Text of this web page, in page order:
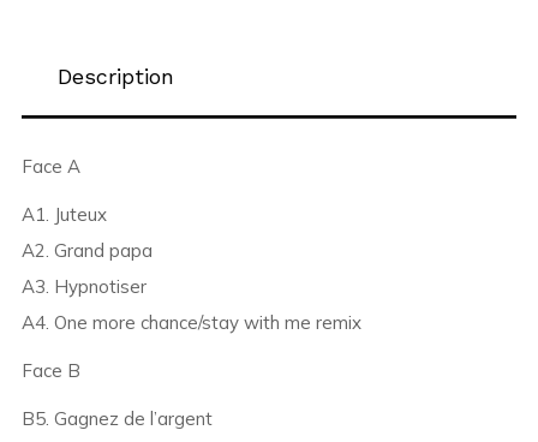
Description
Face A
A1. Juteux
A2. Grand papa
A3. Hypnotiser
A4. One more chance/stay with me remix
Face B
B5. Gagnez de l’argent